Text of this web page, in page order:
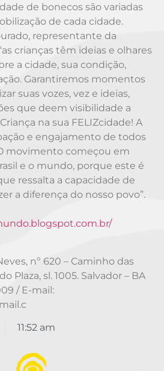
de bonecos são variadas
de cada cidade.
representante da
crianças têm ideias e olhares
a cidade, sua condição,
Garantiremos momentos
suas vozes, vez e ideias,
que deem visibilidade a
na sua FELIZcidade! A
e engajamento de todos
movimento começou em
e o mundo, porque este é
ressalta a capacidade de
a diferença do nosso povo”.
nº 620 – Caminho das
Plaza, sl. 1005. Salvador – BA
/ E-mail:
11:52 am